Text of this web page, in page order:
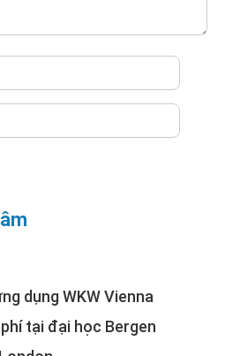
dụng WKW Vienna
tại đại học Bergen